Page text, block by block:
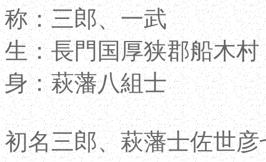
称：三郎、一武
生：長門国厚狭郡船木村
身：萩藩八組士
初名三郎、萩藩士佐世